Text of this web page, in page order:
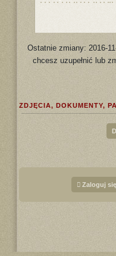
Ostatnie zmiany: 2016-
chcesz uzupełnić lub
ZDJĘCIA, DOKUMENTY,
Zaloguj się